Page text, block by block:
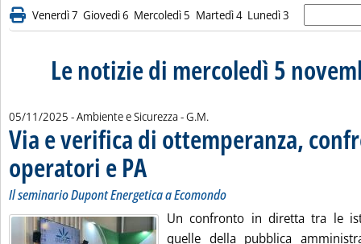
Venerdì 7 Giovedì 6 Mercoledì 5 Martedì 4 Lunedì 3
Le notizie di mercoledì 5
05/11/2025 - Ambiente e Sicurezza -di:
G.M.
Via e verifica di ottemperanza,
operatori e PA . Sottotitolo: Il seminario Dupont Energetica a
. Pubblicata mercoledì 05 novembre 2025 alle 18.31.
Il seminario Dupont Energetica a Ecomondo
Un confronto in diretta tra le
quelle della pubblica